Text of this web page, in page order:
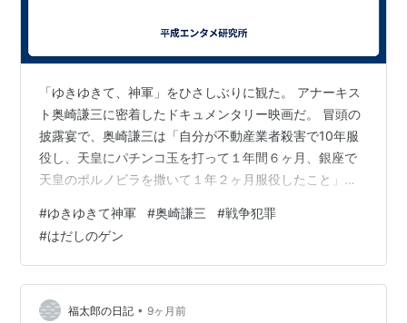
「ゆきゆきて、神軍」をひさしぶりに観た。 アナーキス
ト奥崎謙三に密着したドキュメンタリー映画だ。 冒頭の
披露宴で、奥崎謙三は「自分が不動産業者殺害で10年服
役し、天皇にパチンコ玉を打って１年間６ヶ月、銀座で
天皇のポルノビラを撒いて１年２ヶ月服役したこと」を
ために記す』という過激な文言。 その後、ニューギニア
で起きた、自分も所属していた部隊の戦争犯罪を暴くた
めに奔走する姿が描かれる。 ニューギニアで起きた戦争
犯罪 ニューギニアで起きた戦争犯罪とは次のようなもの
だ。 ・終戦後の９月、ふたりの兵士が銃殺された。 ・罪
#ゆきゆきて神軍 #奥崎謙三 #戦争犯罪
#はだしのゲン
福太郎の日記 • 9ヶ月前